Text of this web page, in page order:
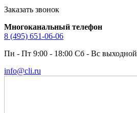
Заказать звонок
Многоканальный телефон
8 (495) 651-06-06
Пн - Пт 9:00 - 18:00 Сб - Вс выходной
info@cli.ru